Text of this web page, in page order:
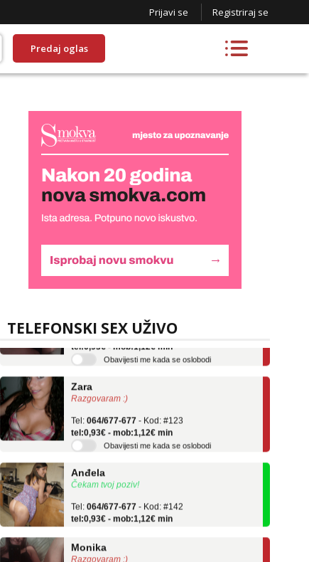
Prijavi se Registriraj se
Predaj oglas
TELEFONSKI SEX UŽIVO
Monika
Tel:064/677-677 - Kod: #133
tel:0,93€ - mob:1,12€ min
Obavijesti me kada se oslobodi
Razgovaram :)
tel:0,93€ - mob:1,12€ min
Obavijesti me kada se oslobodi
Čekam tvoj poziv!
tel:0,93€ - mob:1,12€ min
Razgovaram :)